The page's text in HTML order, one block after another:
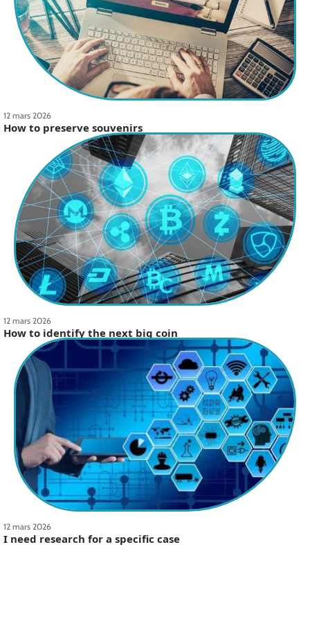
12 mars 2026
How to preserve souvenirs
12 mars 2026
How to identify the next big coin
12 mars 2026
I need research for a specific case